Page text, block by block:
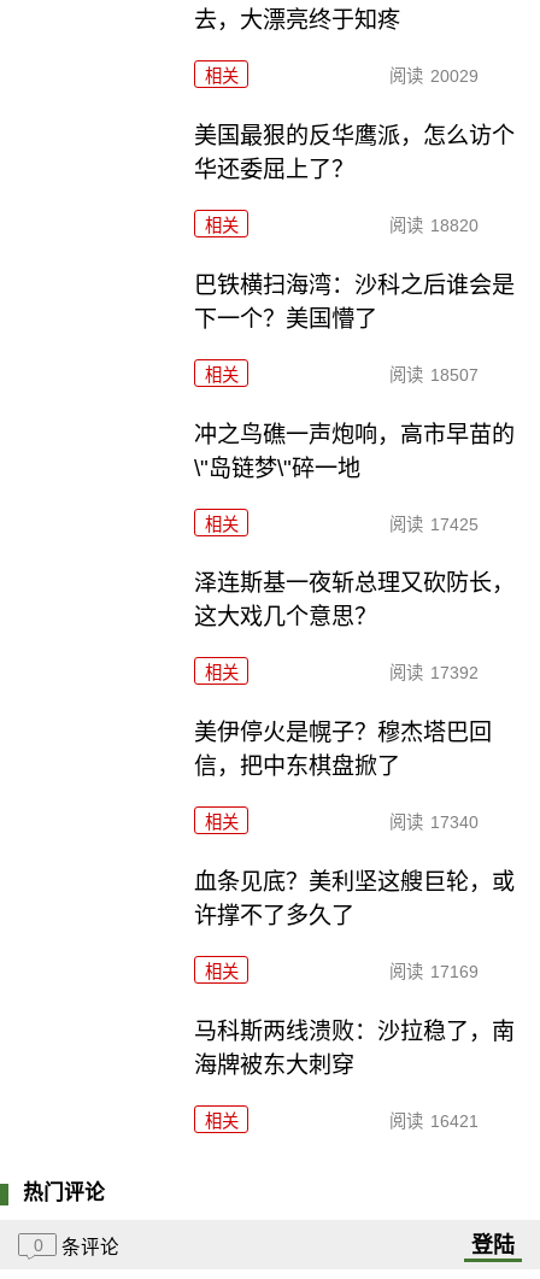
去，大漂亮终于知疼
相关 阅读 20029
美国最狠的反华鹰派，怎么访个
华还委屈上了？
相关 阅读 18820
巴铁横扫海湾：沙科之后谁会是
下一个？美国懵了
相关 阅读 18507
冲之鸟礁一声炮响，高市早苗的
\"岛链梦\"碎一地
相关 阅读 17425
泽连斯基一夜斩总理又砍防长，
这大戏几个意思？
相关 阅读 17392
美伊停火是幌子？穆杰塔巴回
信，把中东棋盘掀了
相关 阅读 17340
血条见底？美利坚这艘巨轮，或
许撑不了多久了
相关 阅读 17169
马科斯两线溃败：沙拉稳了，南
海牌被东大刺穿
相关 阅读 16421
热门评论
0 条评论 登陆